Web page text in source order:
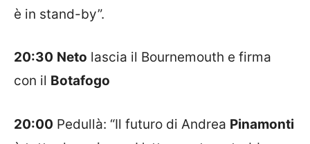
è in stand-by”.
20:30 Neto lascia il Bournemouth e firma
con il Botafogo
20:00 Pedullà: “Il futuro di Andrea Pinamonti